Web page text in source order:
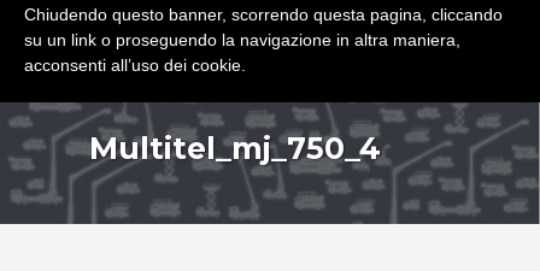
Multitel_mj_750_4
Chiudendo questo banner, scorrendo questa pagina, cliccando
su un link o proseguendo la navigazione in altra maniera,
acconsenti all’uso dei cookie.